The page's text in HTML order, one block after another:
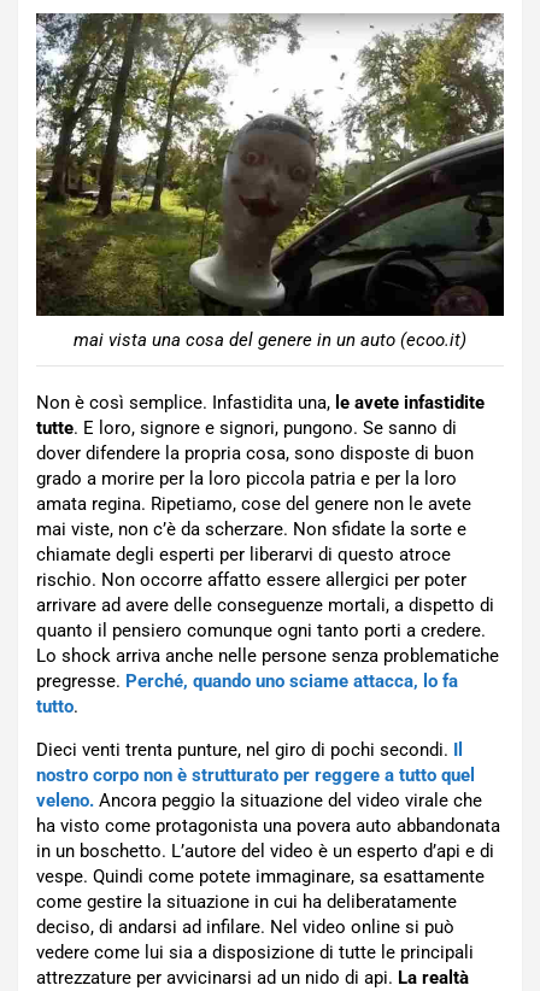
mai vista una cosa del genere in un auto (ecoo.it)
Non è così semplice. Infastidita una, le avete infastidite
tutte. E loro, signore e signori, pungono. Se sanno di
dover difendere la propria cosa, sono disposte di buon
grado a morire per la loro piccola patria e per la loro
amata regina. Ripetiamo, cose del genere non le avete
mai viste, non c’è da scherzare. Non sfidate la sorte e
chiamate degli esperti per liberarvi di questo atroce
rischio. Non occorre affatto essere allergici per poter
arrivare ad avere delle conseguenze mortali, a dispetto di
quanto il pensiero comunque ogni tanto porti a credere.
Lo shock arriva anche nelle persone senza problematiche
pregresse. Perché, quando uno sciame attacca, lo fa
tutto.
Dieci venti trenta punture, nel giro di pochi secondi.
nostro corpo non è strutturato per reggere a tutto quel
veleno. Ancora peggio la situazione del video virale che
ha visto come protagonista una povera auto abbandonata
in un boschetto. L’autore del video è un esperto d’api e di
vespe. Quindi come potete immaginare, sa esattamente
come gestire la situazione in cui ha deliberatamente
deciso, di andarsi ad infilare. Nel video online si può
vedere come lui sia a disposizione di tutte le principali
attrezzature per avvicinarsi ad un nido di api. La realtà